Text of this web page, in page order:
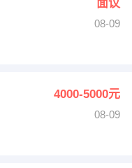
法律
面议
08-09
4000-5000元
08-09